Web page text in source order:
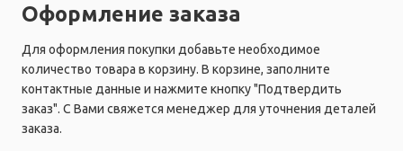
Оформление заказа
Для оформления покупки добавьте необходимое
количество товара в корзину. В корзине, заполните
контактные данные и нажмите кнопку "Подтвердить
заказ". С Вами свяжется менеджер для уточнения деталей
заказа.